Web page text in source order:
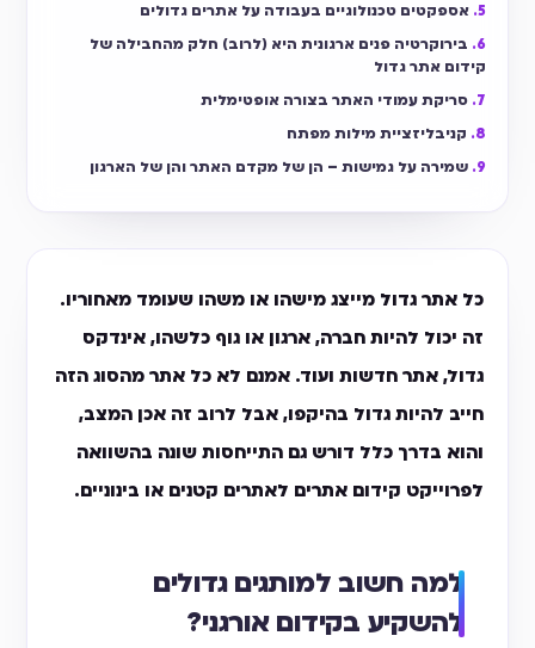
כל אתר גדול מייצג מישהו או משהו שעומד מאחוריו.
זה יכול להיות חברה, ארגון או גוף כלשהו, אינדקס
גדול, אתר חדשות ועוד. אמנם לא כל אתר מהסוג הזה
חייב להיות גדול בהיקפו, אבל לרוב זה אכן המצב,
והוא בדרך כלל דורש גם התייחסות שונה בהשוואה
לפרוייקט קידום אתרים לאתרים קטנים או בינוניים.
למה חשוב למותגים גדולים
להשקיע בקידום אורגני?
אספקטים טכנולוגיים בעבודה על אתרים גדולים
בירוקרטיה פנים ארגונית היא (לרוב) חלק מהחבילה של
קידום אתר גדול
סריקת עמודי האתר בצורה אופטימלית
קניבליזציית מילות מפתח
שמירה על גמישות – הן של מקדם האתר והן של הארגון